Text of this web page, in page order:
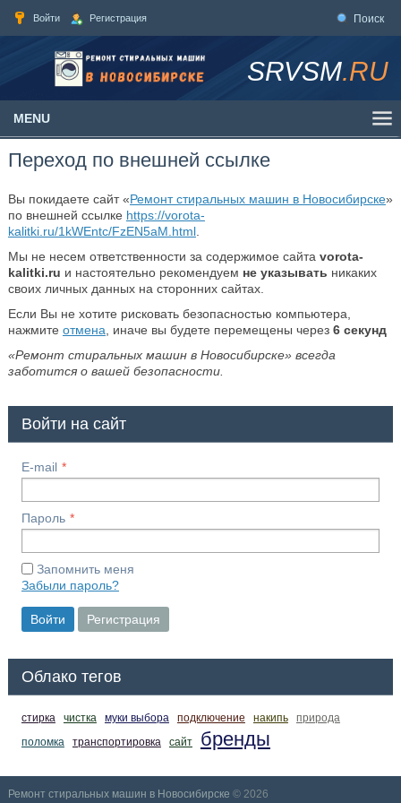
Войти Регистрация Поиск
SRVSM.RU
MENU
Переход по внешней ссылке
Вы покидаете сайт «Ремонт стиральных машин в Новосибирске»
по внешней ссылке https://vorota-
kalitki.ru/1kWEntc/FzEN5aM.html.
Мы не несем ответственности за содержимое сайта vorota-
kalitki.ru и настоятельно рекомендуем не указывать никаких
своих личных данных на сторонних сайтах.
Если Вы не хотите рисковать безопасностью компьютера,
нажмите отмена , иначе вы будете перемещены через 6секунд
«Ремонт стиральных машин в Новосибирске» всегда
заботится о вашей безопасности.
Войти на сайт
E-mail
Пароль
Запомнить меня
Забыли пароль?
Войти Регистрация
Облако тегов
стирка чистка муки выбора подключение накипь
природа
поломка
транспортировка сайт бренды
Ремонт стиральных машин в Новосибирске © 2026